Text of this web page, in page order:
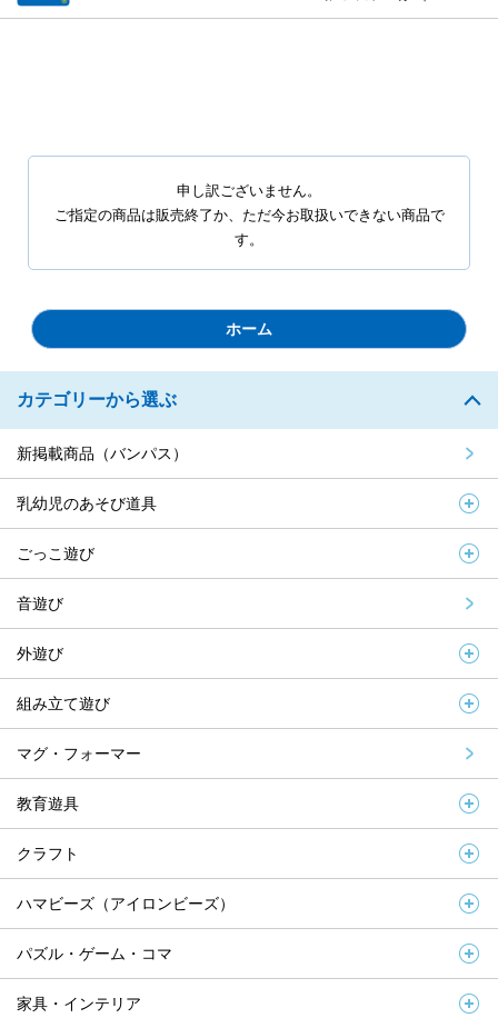
申し訳ございません。
ご指定の商品は販売終了か、ただ今お取扱いできない商品で
す。
ホーム
カテゴリーから選ぶ
新掲載商品（バンパス）
乳幼児のあそび道具
ごっこ遊び
音遊び
外遊び
組み立て遊び
マグ・フォーマー
教育遊具
クラフト
ハマビーズ（アイロンビーズ）
パズル・ゲーム・コマ
家具・インテリア